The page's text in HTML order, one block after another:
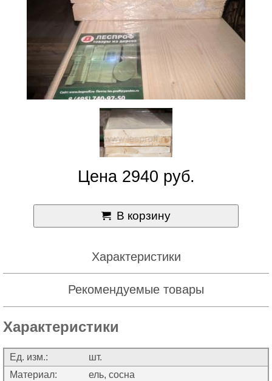
Цена 2940 руб.
В корзину
Характеристики
Рекомендуемые товары
Характеристики
Ед. изм.:
шт.
Материал:
ель, сосна